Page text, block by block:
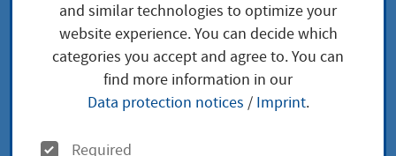
Gemeinschaftlicher
Erbschein Erteilung
Gemeinschaftlicher
and similar technologies to optimize your
website experience. You can decide which
categories you accept and agree to. You can
find more information in our
Data protection notices / Imprint.
O
Required